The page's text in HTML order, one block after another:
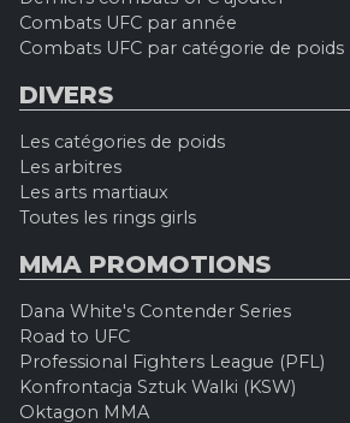
Combats UFC par année
Combats UFC par catégorie de poids
DIVERS
Les catégories de poids
Les arbitres
Les arts martiaux
Toutes les rings girls
MMA PROMOTIONS
Dana White's Contender Series
Road to UFC
Professional Fighters League (PFL)
Konfrontacja Sztuk Walki (KSW)
Oktagon MMA